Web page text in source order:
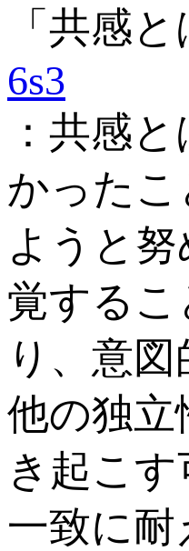
「共感
6s3
：共感
かった
ようと
覚する
り、意
他の独立
き起こ
一致に